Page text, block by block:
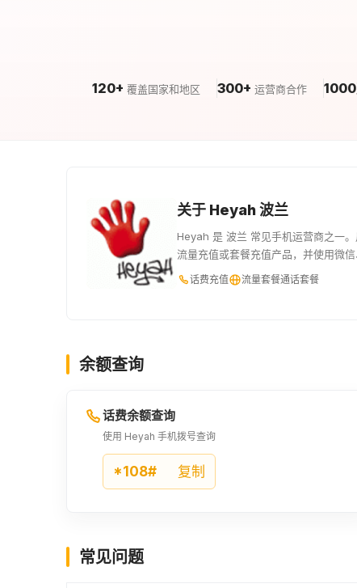
120+ 覆盖国家和地区 300+ 运营商合作
关于 Heyah 波兰
Heyah 是 波兰 常见手机运营商之一
流量充值或套餐充值产品，并使用微信
话费充值 流量套餐通话套餐
余额查询
话费余额查询
使用 Heyah 手机拨号查询
*108# 复制
常见问题